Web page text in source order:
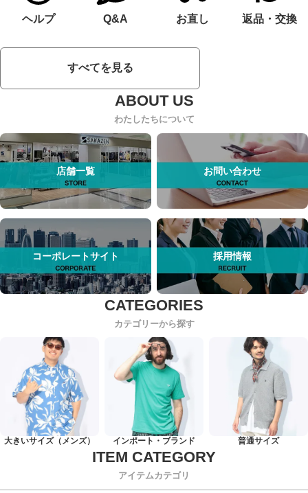
ヘルプ Q&A お直し 返品・交換
すべてを見る
わたしたちについて
店舗一覧 お問い合わせ
コーポレートサイト 採用情報
カテゴリーから探す
大きいサイズ（メンズ） インポート・ブランド 普通サイズ
アイテムカテゴリ